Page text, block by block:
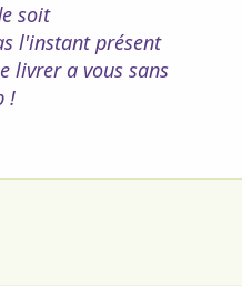
soit
l'instant présent
livrer a vous sans
!